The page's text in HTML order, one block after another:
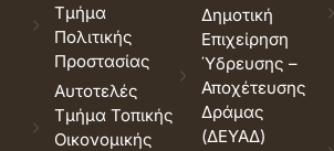
Τμήμα
Πολιτικής
Προστασίας
Αυτοτελές
Τμήμα Τοπικής
Οικονομικής
Δημοτική
Επιχείρηση
Ύδρευσης –
Αποχέτευσης
Δράμας
(ΔΕΥΑΔ)